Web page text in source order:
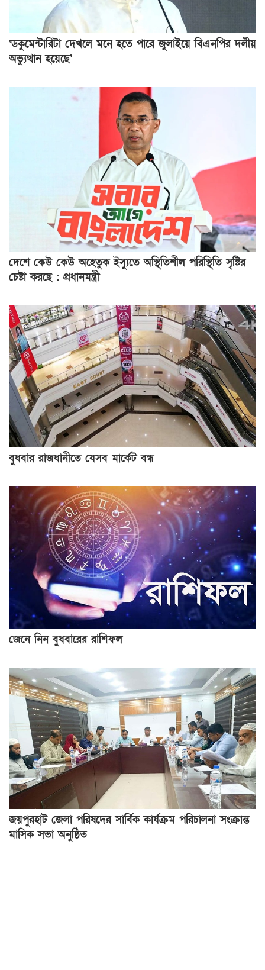
‘ডকুমেন্টারিটা দেখলে মনে হতে পারে জুলাইয়ে বিএনপির দলীয়
অভ্যুত্থান হয়েছে’
দেশে কেউ কেউ অহেতুক ইস্যুতে অস্থিতিশীল পরিস্থিতি সৃষ্টির
চেষ্টা করছে : প্রধানমন্ত্রী
বুধবার রাজধানীতে যেসব মার্কেট বন্ধ
জেনে নিন বুধবারের রাশিফল
জয়পুরহাট জেলা পরিষদের সার্বিক কার্যক্রম পরিচালনা সংক্রান্ত
মাসিক সভা অনুষ্ঠিত